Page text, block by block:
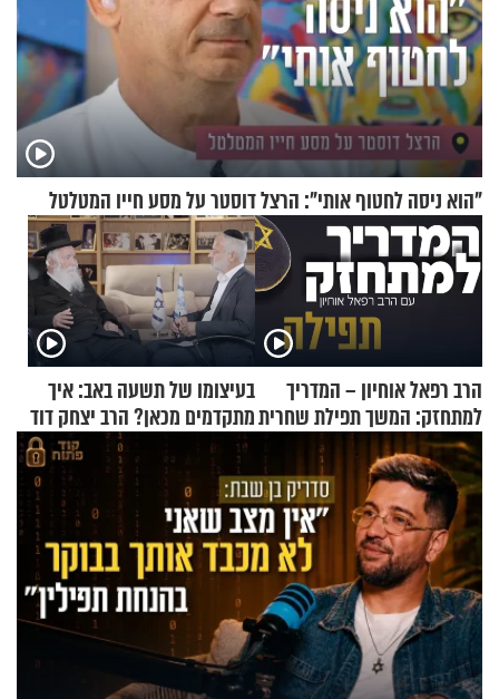
"הוא ניסה לחטוף אותי": הרצל דוסטר על מסע חייו המטלטל
הרב רפאל אוחיון – המדריך
למתחזק: המשך תפילת שחרית
מאשרי ועד עלינו
בעיצומו של תשעה באב: איך
מתקדמים מכאן? הרב יצחק דוד
גרוסמן בשיחה מיוחדת